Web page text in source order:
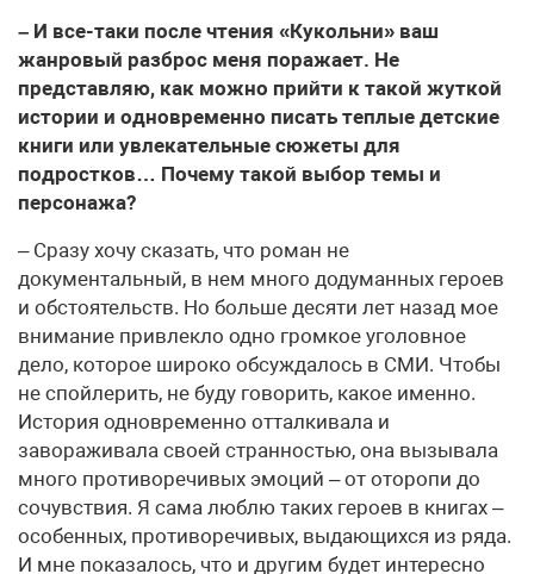
– И все-таки после чтения «Кукольни» ваш
жанровый разброс меня поражает. Не
представляю, как можно прийти к такой жуткой
истории и одновременно писать теплые детские
книги или увлекательные сюжеты для
подростков… Почему такой выбор темы и
персонажа?
– Сразу хочу сказать, что роман не
документальный, в нем много додуманных героев
и обстоятельств. Но больше десяти лет назад мое
внимание привлекло одно громкое уголовное
дело, которое широко обсуждалось в СМИ. Чтобы
не спойлерить, не буду говорить, какое именно.
История одновременно отталкивала и
завораживала своей странностью, она вызывала
много противоречивых эмоций – от оторопи до
сочувствия. Я сама люблю таких героев в книгах –
особенных, противоречивых, выдающихся из ряда.
И мне показалось, что и другим будет интересно